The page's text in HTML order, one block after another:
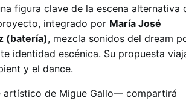
figura clave de la escena alternativa
integrado por María José
(batería), mezcla sonidos del dream
identidad escénica. Su propuesta
y el dance.
de Migue Gallo— compartirá